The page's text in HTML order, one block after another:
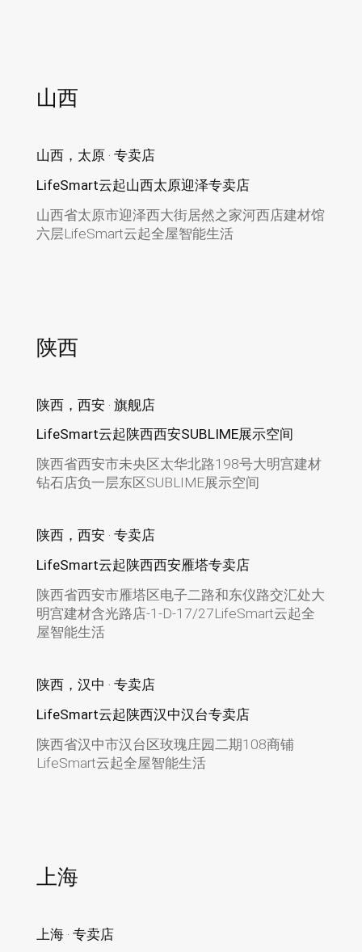
山西
山西，太原 · 专卖店
LifeSmart云起山西太原迎泽专卖店
山西省太原市迎泽西大街居然之家河西店建材馆
六层LifeSmart云起全屋智能生活
陕西
陕西，西安 · 旗舰店
LifeSmart云起陕西西安SUBLIME展示空间
陕西省西安市未央区太华北路198号大明宫建材
钻石店负一层东区SUBLIME展示空间
陕西，西安 · 专卖店
LifeSmart云起陕西西安雁塔专卖店
陕西省西安市雁塔区电子二路和东仪路交汇处大
明宫建材含光路店-1-D-17/27LifeSmart云起全
屋智能生活
陕西，汉中 · 专卖店
LifeSmart云起陕西汉中汉台专卖店
陕西省汉中市汉台区玫瑰庄园二期108商铺
LifeSmart云起全屋智能生活
上海
上海 · 专卖店